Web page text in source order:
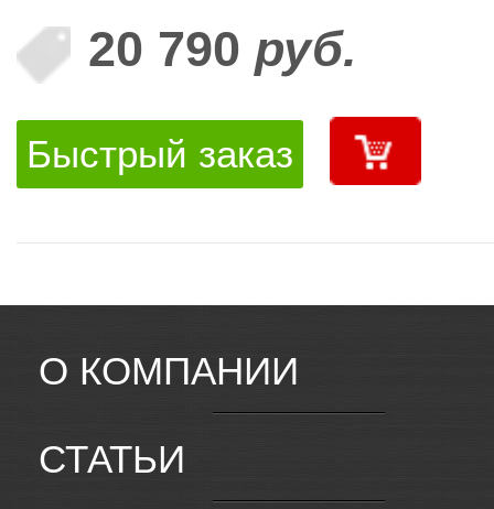
20 790 руб.
Быстрый заказ
О КОМПАНИИ
СТАТЬИ